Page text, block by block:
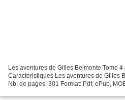
Les aventures de Gilles Belmonte Tome
Caractéristiques Les aventures de Gilles
Nb. de pages: 301 Format: Pdf, ePub,